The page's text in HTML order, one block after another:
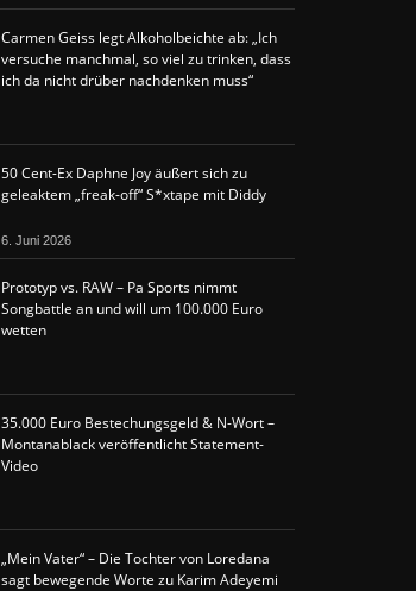
Carmen Geiss legt Alkoholbeichte ab: „Ich
versuche manchmal, so viel zu trinken, dass
ich da nicht drüber nachdenken muss“
50 Cent-Ex Daphne Joy äußert sich zu
geleaktem „freak-off“ S*xtape mit Diddy
6. Juni 2026
Prototyp vs. RAW – Pa Sports nimmt
Songbattle an und will um 100.000 Euro
wetten
35.000 Euro Bestechungsgeld & N-Wort –
Montanablack veröffentlicht Statement-
Video
„Mein Vater“ – Die Tochter von Loredana
sagt bewegende Worte zu Karim Adeyemi